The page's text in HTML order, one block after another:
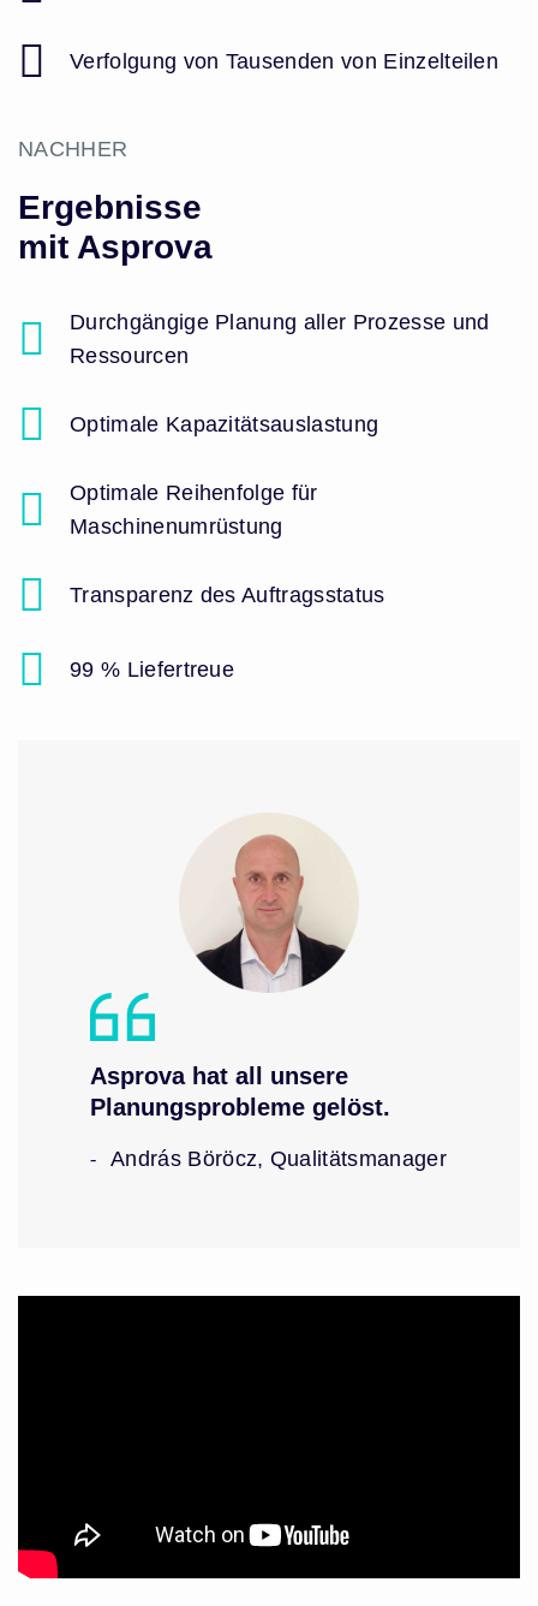
Verfolgung von Tausenden von Einzelteilen
NACHHER
Ergebnisse
mit Asprova
Durchgängige Planung aller Prozesse und
Ressourcen
Optimale Kapazitätsauslastung
Optimale Reihenfolge für
Maschinenumrüstung
Transparenz des Auftragsstatus
99 % Liefertreue
Asprova hat all unsere
Planungsprobleme gelöst.
András Böröcz, Qualitätsmanager